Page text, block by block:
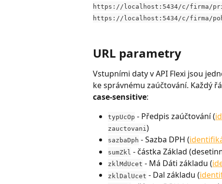
https://localhost:5434/c/firma/
https://localhost:5434/c/firma/
URL parametry
Vstupními daty v API Flexi jsou
ke správnému zaúčtování. Každý
case-sensitive:
typUcOp - Předpis zaúčtování (
zauctovani)
sazbaDph - Sazba DPH (
sumZkl - částka Základ
zklMdUcet - Má Dáti základu (
zklDalUcet - Dal základu (